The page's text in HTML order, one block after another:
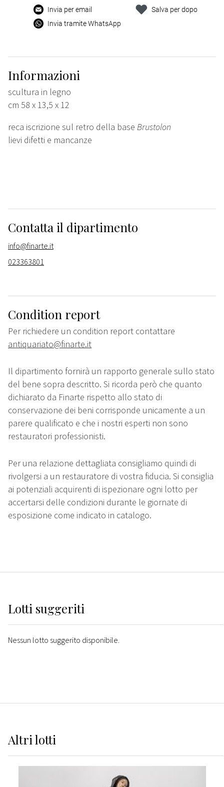
Invia per email
Invia tramite WhatsApp
Salva per dopo
Informazioni
scultura in legno
cm 58 x 13,5 x 12
reca iscrizione sul retro della base Brustolon
lievi difetti e mancanze
Contatta il dipartimento
info@finarte.it
023363801
Condition report
Per richiedere un condition report contattare
antiquariato@finarte.it
Il dipartimento fornirà un rapporto generale sullo stato
del bene sopra descritto. Si ricorda però che quanto
dichiarato da Finarte rispetto allo stato di
conservazione dei beni corrisponde unicamente a un
parere qualificato e che i nostri esperti non sono
restauratori professionisti.
Per una relazione dettagliata consigliamo quindi di
rivolgersi a un restauratore di vostra fiducia. Si consiglia
ai potenziali acquirenti di ispezionare ogni lotto per
accertarsi delle condizioni durante le giornate di
esposizione come indicato in catalogo.
Lotti suggeriti
Nessun lotto suggerito disponibile.
Altrilotti